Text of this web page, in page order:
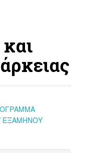
ΕΞΑΜΗΝΟΥ